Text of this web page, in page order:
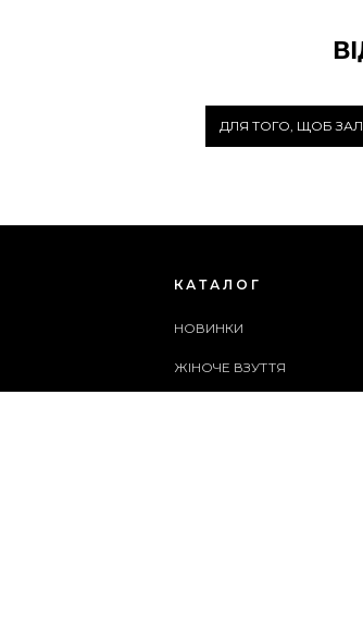
ДЛЯ ТОГО, ЩОБ
КАТАЛОГ
НОВИНКИ
ЖІНОЧЕ ВЗУТТЯ